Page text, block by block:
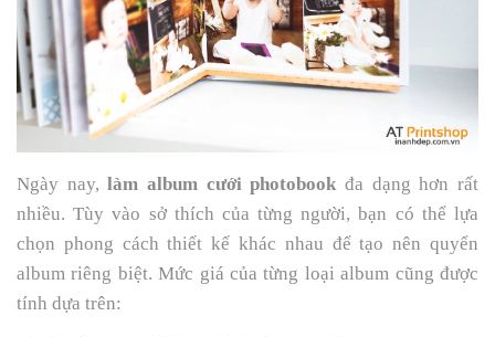
Ngày nay,làm album cưới photobook đa dạng hơn rất
nhiều. Tùy vào sở thích của từng người, bạn có thể lựa
chọn phong cách thiết kế khác nhau để tạo nên quyển
album riêng biệt. Mức giá của từng loại album cũng được
tính dựa trên: